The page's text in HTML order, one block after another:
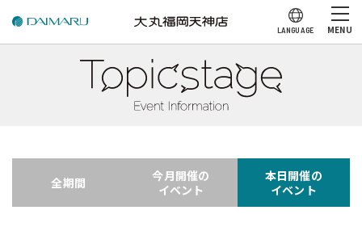
LANGUAGE MENU
全期間
今月開催の
イベント
本日開催の
イベント